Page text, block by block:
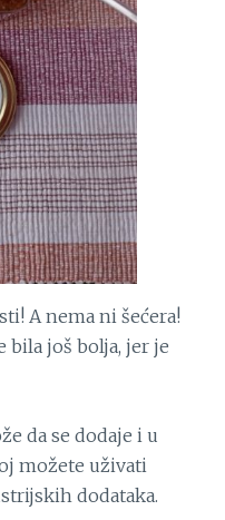
A nema ni šećera!
bila još bolja, jer je
da se dodaje i u
možete uživati
dodataka.